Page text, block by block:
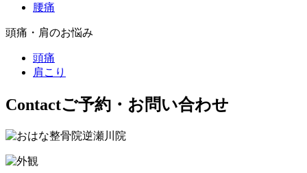
腰痛
頭痛・肩のお悩み
頭痛
肩こり
Contactご予約・お問い合わせ